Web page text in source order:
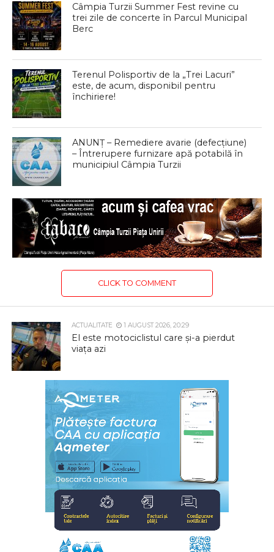
Câmpia Turzii Summer Fest revine cu
trei zile de concerte în Parcul Municipal
Berc
Terenul Polisportiv de la „Trei Lacuri”
este, de acum, disponibil pentru
închiriere!
ANUNȚ – Remediere avarie (defecțiune)
– Întrerupere furnizare apă potabilă în
municipiul Câmpia Turzii
CLICK TO COMMENT
ACTUALITATE 1 AUGUST 2026, 20:29
El este motociclistul care și-a pierdut
viața azi